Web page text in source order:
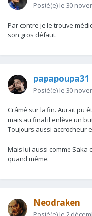
Posté(e) le 30
Par contre je le trouve
son gros défaut.
papapoupa31
Posté(e) le 30
Crâmé sur la fin. Aurait pu
mais au final il enlève un
Toujours aussi accrocheur
Mais lui aussi comme Saka
quand même.
Neodraken
Posté(e) le 2